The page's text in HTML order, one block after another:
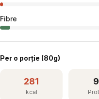
Fibre
Per o porție (80g)
281
kcal